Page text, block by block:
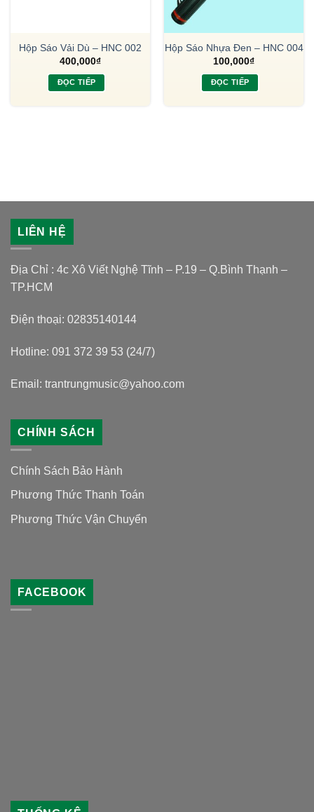
Hộp Sáo Vải Dù – HNC 002
400,000₫
ĐỌC TIẾP
Hộp Sáo Nhựa Đen – HNC 004
100,000₫
ĐỌC TIẾP
LIÊN HỆ
Địa Chỉ : 4c Xô Viết Nghệ Tĩnh – P.19 – Q.Bình Thạnh –
TP.HCM
Điện thoại: 02835140144
Hotline: 091 372 39 53 (24/7)
Email: trantrungmusic@yahoo.com
CHÍNH SÁCH
Chính Sách Bảo Hành
Phương Thức Thanh Toán
Phương Thức Vận Chuyển
FACEBOOK